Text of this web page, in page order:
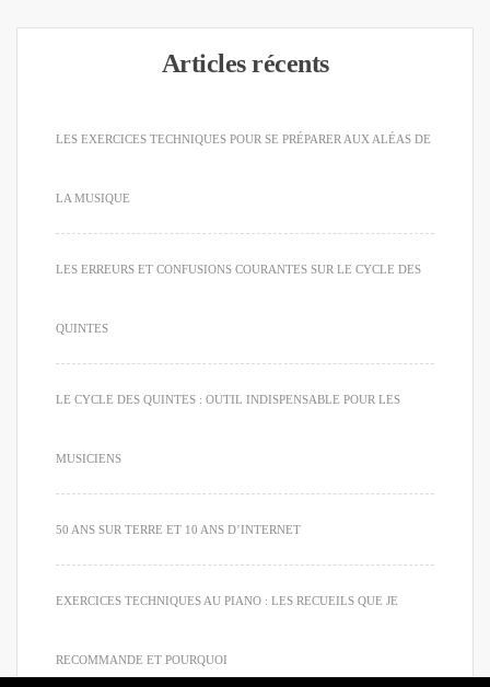
Articles récents
LES EXERCICES TECHNIQUES POUR SE PRÉPARER AUX ALÉAS DE
LA MUSIQUE
LES ERREURS ET CONFUSIONS COURANTES SUR LE CYCLE DES
QUINTES
LE CYCLE DES QUINTES : OUTIL INDISPENSABLE POUR LES
MUSICIENS
50 ANS SUR TERRE ET 10 ANS D’INTERNET
EXERCICES TECHNIQUES AU PIANO : LES RECUEILS QUE JE
RECOMMANDE ET POURQUOI